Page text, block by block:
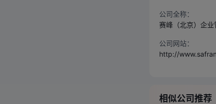
公司全称：
赛峰（北京）企
公司网站：
http://
相似公司推荐